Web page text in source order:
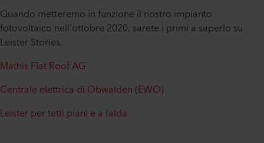
Quando metteremo in funzione il nostro impianto
fotovoltaico nell'ottobre 2020, sarete i primi a saperlo su
Leister Stories.
Mathis Flat Roof AG
Centrale elettrica di Obwalden (EWO)
Leister per tetti piani e a falda